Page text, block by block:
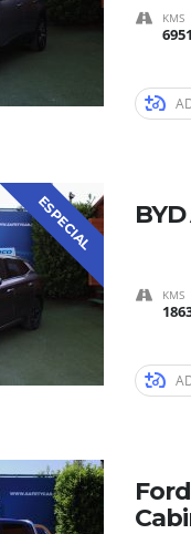
KMS
ESPECIAL
KMS